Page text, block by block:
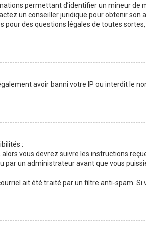
permettant d’identifier un mineur de
un conseiller juridique pour obtenir son
des questions légales de toutes
avoir banni votre IP ou interdit le
:
vous devrez suivre les instructions
un administrateur avant que vous
ait été traité par un filtre anti-spam. Si